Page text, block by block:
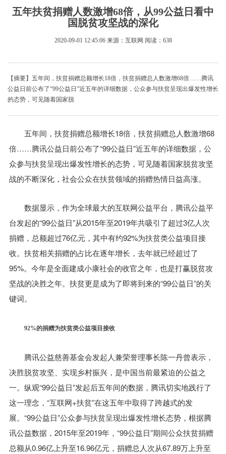
五年扶贫捐赠人数激增68倍，从99公益日看中
国脱贫攻坚战的深化
2020-09-01 12:45:06 来源：互联网 阅读：638
【摘要】五年间，扶贫捐赠总额增长18倍，扶贫捐赠总人数激增68倍……腾讯
公益日前公布了“99公益日”近五年的详细数据，公众参与扶贫呈现出爆发性增长
的态势，可见随着国家脱
五年间，扶贫捐赠总额增长18倍，扶贫捐赠总人数激增68
倍……腾讯公益日前公布了“99公益日”近五年的详细数据，公
众参与扶贫呈现出爆发性增长的态势，可见随着国家脱贫攻坚
战的不断深化，社会公众在扶贫领域的捐赠热情日益高涨。
数据显示，作为全球最大的互联网公益平台，腾讯公益平
台发起的“99公益日”从2015年至2019年共吸引了超过3亿人次
捐赠，总额超过76亿元，其中有约92%为扶贫类公益项目接
收。扶贫相关捐赠的占比在逐年增长，去年就已经超过了
95%。今年是全面建成小康社会的收官之年，也是打赢脱贫攻
坚战的决胜之年。扶贫更是成为了即将到来的“99公益日”的关
键词。
92%的捐赠为扶贫类公益项目接收
腾讯公益慈善基金会发起人兼荣誉理事长陈一丹曾表示，
决胜脱贫攻坚、实现乡村振兴，是中国当前最紧迫的公益之
一。纵观“99公益日”发起后五年间的数据，腾讯切实地践行了
这一理念，“互联网+扶贫”在这五年中取得了跨越式的发
展。“99公益日”公众参与扶贫呈现出爆发性增长态势，根据腾
讯公益数据，2015年至2019年，“99公益日”期间公众扶贫捐赠
总额从0.96亿上升至16.96亿元，捐赠总人次从67.89万上升至